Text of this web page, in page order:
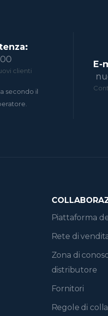
clienti
secondo il
E-
Piattaforma
Rete di
Zona di
distributore
Fornitori
Regole di